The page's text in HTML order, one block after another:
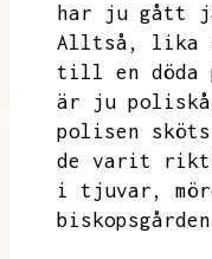
har ju gått
Alltså,
lika
till en döda
är ju
polisen
de varit
i tjuvar,